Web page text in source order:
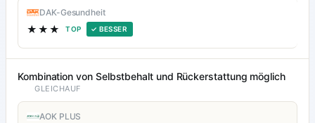
DAK-Gesundheit
★★★ TOP ✓ BESSER
Kombination von Selbstbehalt und Rückerstattung möglich
GLEICHAUF
AOK PLUS